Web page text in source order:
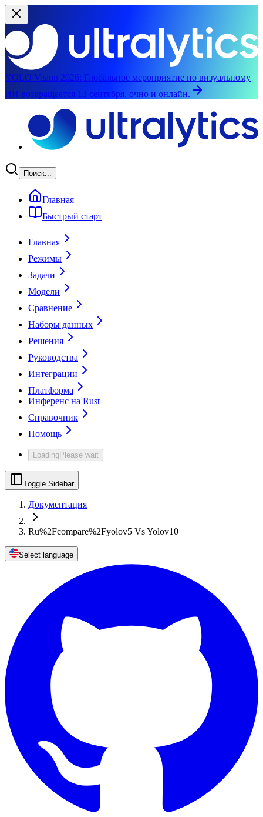
YOLO Vision 2026: Глобальное мероприятие по визуальному
ИИ возвращается 13 сентября, очно и онлайн.
Поиск...
Главная
Быстрый старт
Главная
Режимы
Задачи
Модели
Сравнение
Наборы данных
Решения
Руководства
Интеграции
Платформа
Инференс на Rust
Справочник
Помощь
LoadingPlease wait
Toggle Sidebar
Документация
Ru%2Fcompare%2Fyolov5 Vs Yolov10
Select language